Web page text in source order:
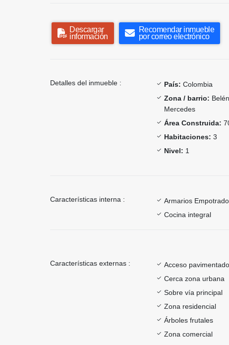
Descargar
información
Recomendar inmueble
por correo electrónico
Detalles del inmueble : País: Colombia
Zona / barrio:
Mercedes
Área Construida:
Habitaciones: 3
Nivel: 1
Características interna : Armarios
Cocina integral
Características externas : Acceso pavimentado
Cerca zona urbana
Sobre vía principal
Zona residencial
Árboles frutales
Zona comercial